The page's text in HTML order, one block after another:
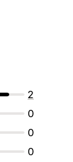
2
0
0
0